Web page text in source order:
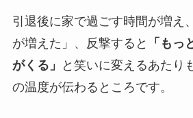
引退後に家で過ごす時間が増え
が増えた」、反撃すると
「もっ
がくる」
と笑いに変えるあたり
の温度が伝わるところです。